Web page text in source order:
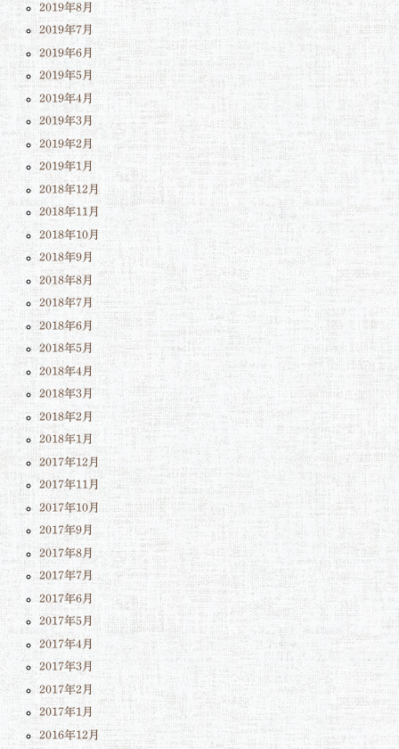
2019年8月
2019年7月
2019年6月
2019年5月
2019年4月
2019年3月
2019年2月
2019年1月
2018年12月
2018年11月
2018年10月
2018年9月
2018年8月
2018年7月
2018年6月
2018年5月
2018年4月
2018年3月
2018年2月
2018年1月
2017年12月
2017年11月
2017年10月
2017年9月
2017年8月
2017年7月
2017年6月
2017年5月
2017年4月
2017年3月
2017年2月
2017年1月
2016年12月